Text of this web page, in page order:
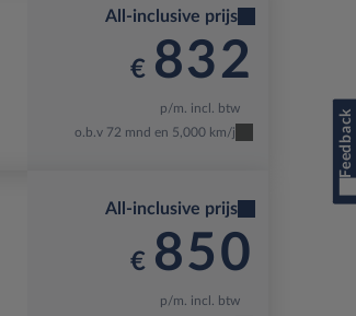
All-inclusive prijs
€ 832
p/m. incl. btw
o.b.v 72 mnd en 5,000 km/j
All-inclusive prijs
€ 850
p/m. incl. btw
Feedback